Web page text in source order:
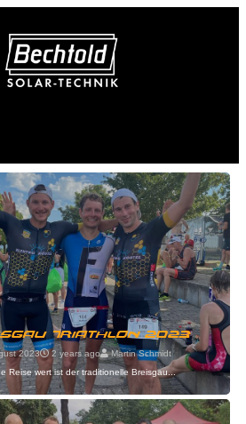
Triathlon 2023
2023 2 years ago
Martin Schmidt
Reise wert ist der traditionelle Breisgau...